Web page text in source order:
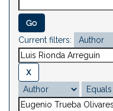
Current filters: